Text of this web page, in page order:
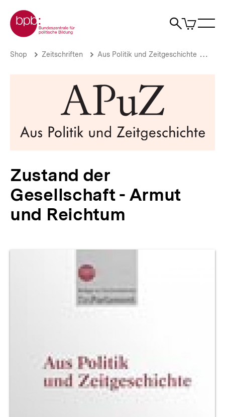
zum
Seiteninhalt
springen
Zur Startseite der bpb
Suche
Artikel
im
Zustand
Gesellschaft
bpb.de
Brotkrümelnavigation
Pfadnavigation
Shop Zeitschriften Aus Politik und Zeitgeschichte
Zustand der
Gesellschaft - Armut
und Reichtum
Produktvorschau